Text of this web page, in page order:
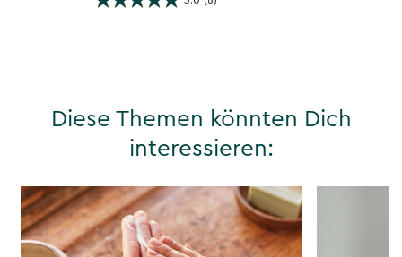
Diese Themen könnten Dich
interessieren: